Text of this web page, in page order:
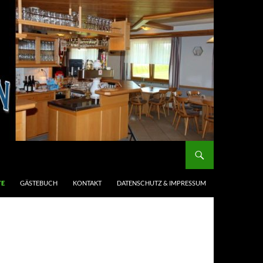
GÄSTEBUCH KONTAKT DATENSCHUTZ & IMPRESSUM